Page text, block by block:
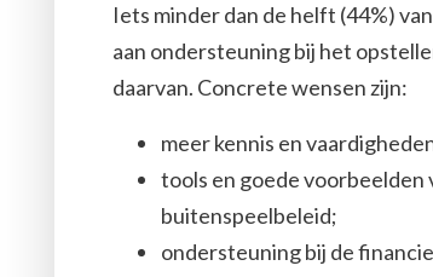
Iets minder dan de helft (44%)
aan ondersteuning bij het
daarvan. Concrete wensen zijn:
meer kennis en
tools en goede
buitenspeelbeleid;
ondersteuning bij de